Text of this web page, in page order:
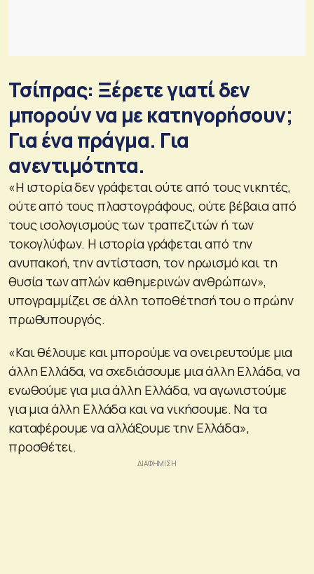
Τσίπρας: Ξέρετε γιατί δεν
μπορούν να με κατηγορήσουν;
Για ένα πράγμα. Για
ανεντιμότητα.
«Η ιστορία δεν γράφεται ούτε από τους νικητές,
ούτε από τους πλαστογράφους, ούτε βέβαια από
τους ισολογισμούς των τραπεζιτών ή των
τοκογλύφων. Η ιστορία γράφεται από την
ανυπακοή, την αντίσταση, τον ηρωισμό και τη
θυσία των απλών καθημερινών ανθρώπων»,
υπογραμμίζει σε άλλη τοποθέτησή του ο πρώην
πρωθυπουργός.
«Και θέλουμε και μπορούμε να ονειρευτούμε μια
άλλη Ελλάδα, να σχεδιάσουμε μια άλλη Ελλάδα, να
ενωθούμε για μια άλλη Ελλάδα, να αγωνιστούμε
για μια άλλη Ελλάδα και να νικήσουμε. Να τα
καταφέρουμε να αλλάξουμε την Ελλάδα»,
προσθέτει.